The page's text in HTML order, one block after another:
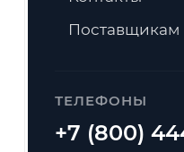
ТЕЛЕФОНЫ
Поставщикам